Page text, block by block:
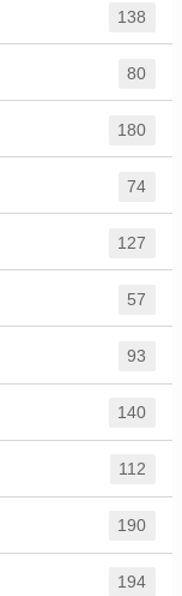
138
80
180
74
127
57
93
140
112
190
194